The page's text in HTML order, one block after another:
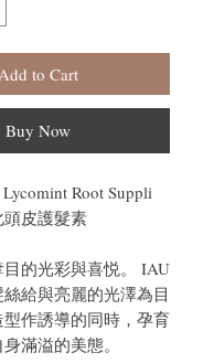
Add to Cart
Buy Now
Root Suppli
皮護髮素
的光彩與喜悦。 IAU
給與亮麗的光澤為目
作誘導的同時，孕育
滿溢的美態。